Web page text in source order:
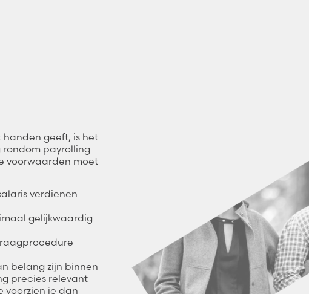
geeft, is het
rondom payrolling
voorwaarden moet
verdienen
gelijkwaardig
belang zijn binnen
precies relevant
voorzien je dan